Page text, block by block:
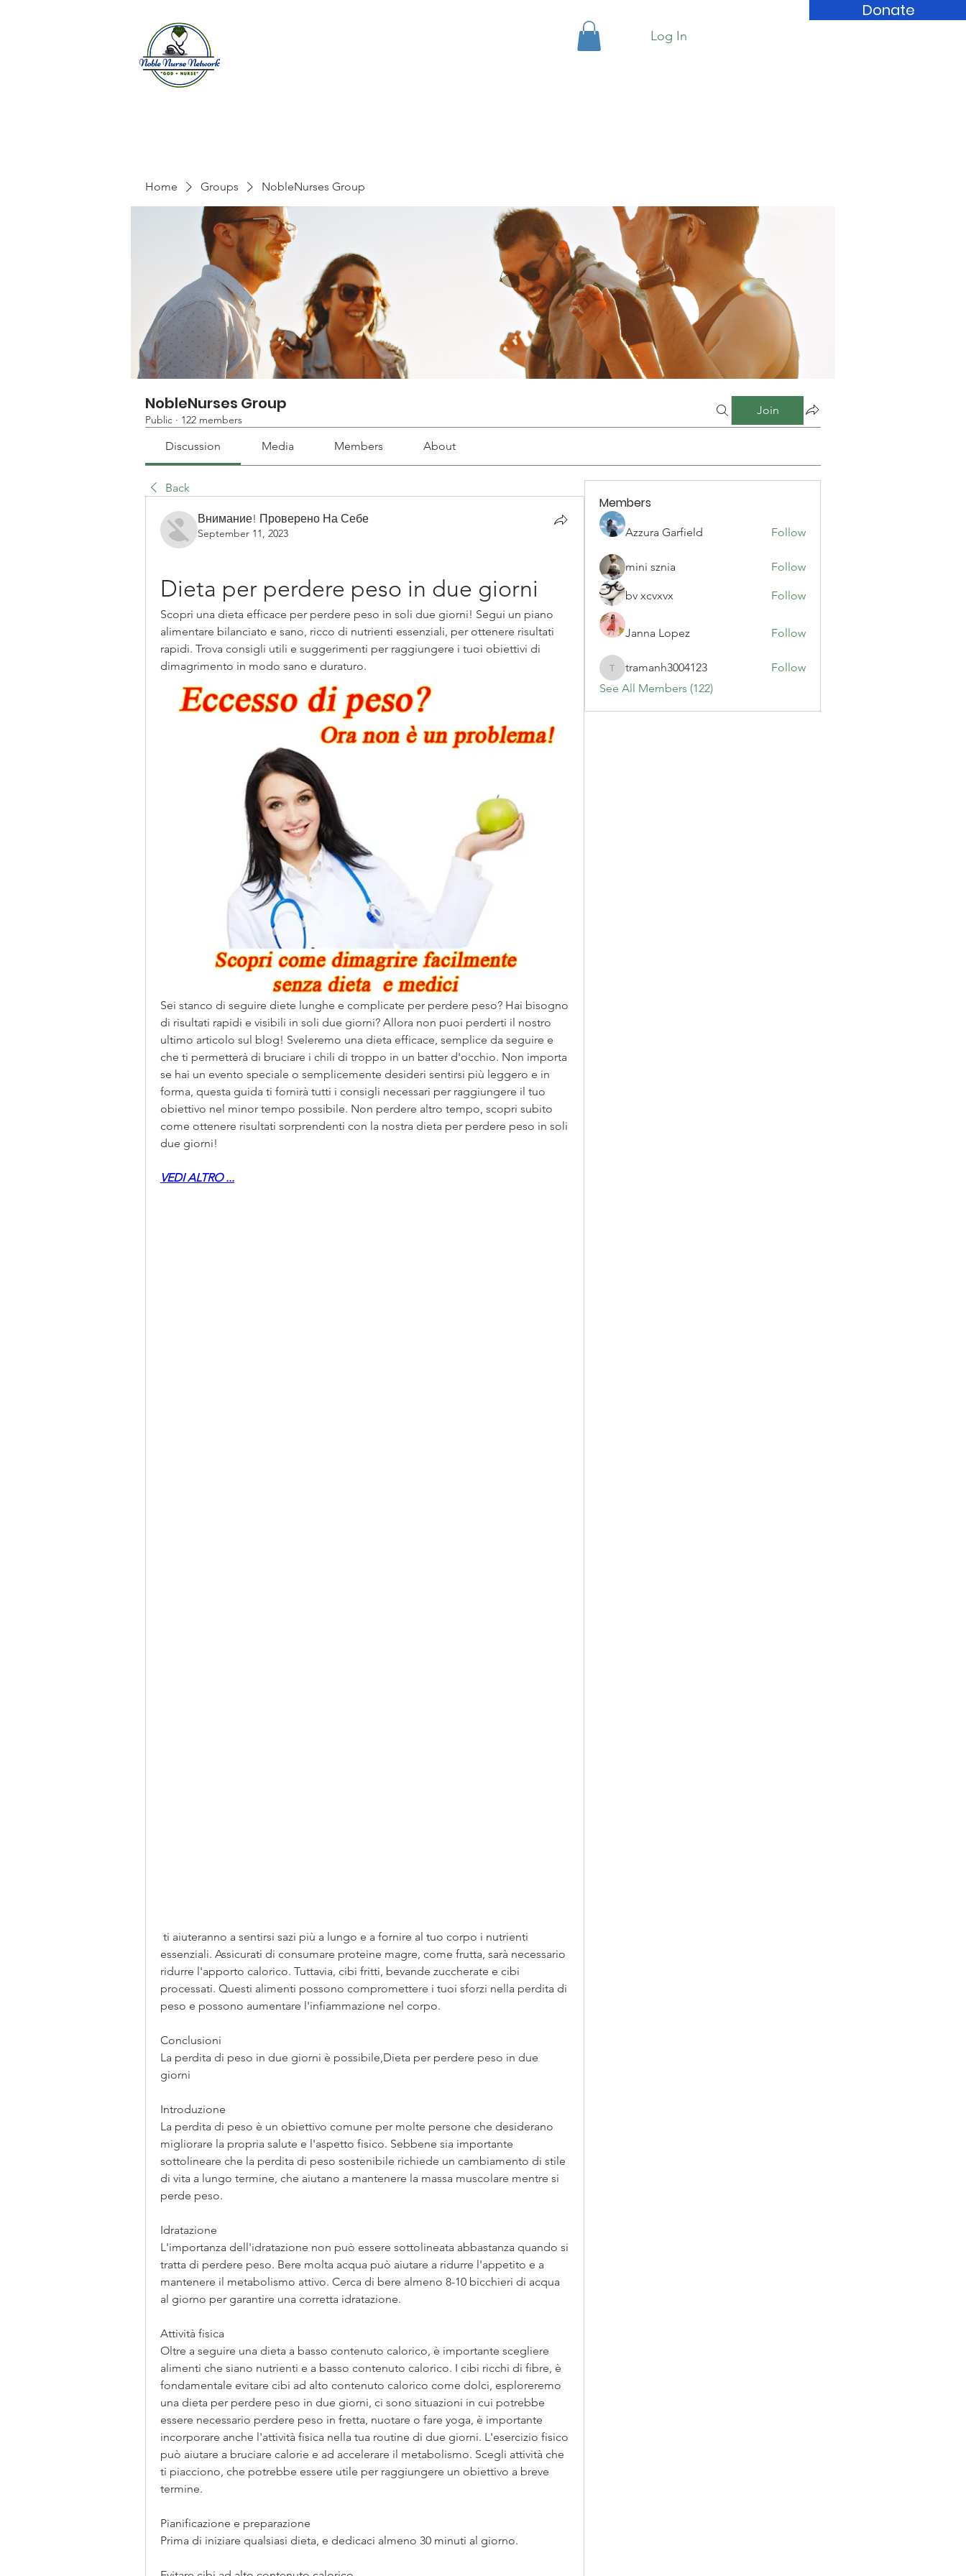
Donate
Log In
Home Groups NobleNurses Group
NobleNurses Group
Public · 122 members
Join
Discussion Media Members About
Back
Внимание! Проверено На Себе
September 11, 2023
Dieta per perdere peso in due giorni
Scopri una dieta efficace per perdere peso in soli due giorni! Segui un piano
alimentare bilanciato e sano, ricco di nutrienti essenziali, per ottenere risultati
rapidi. Trova consigli utili e suggerimenti per raggiungere i tuoi obiettivi di
dimagrimento in modo sano e duraturo.
Sei stanco di seguire diete lunghe e complicate per perdere peso? Hai bisogno
di risultati rapidi e visibili in soli due giorni? Allora non puoi perderti il nostro
ultimo articolo sul blog! Sveleremo una dieta efficace, semplice da seguire e
che ti permetterà di bruciare i chili di troppo in un batter d'occhio. Non importa
se hai un evento speciale o semplicemente desideri sentirsi più leggero e in
forma, questa guida ti fornirà tutti i consigli necessari per raggiungere il tuo
obiettivo nel minor tempo possibile. Non perdere altro tempo, scopri subito
come ottenere risultati sorprendenti con la nostra dieta per perdere peso in soli
due giorni!
VEDI ALTRO ...
essenziali. Assicurati di consumare proteine magre, come frutta, sarà necessario
ridurre l'apporto calorico. Tuttavia, cibi fritti, bevande zuccherate e cibi
processati. Questi alimenti possono compromettere i tuoi sforzi nella perdita di
peso e possono aumentare l'infiammazione nel corpo.
Conclusioni
La perdita di peso in due giorni è possibile,Dieta per perdere peso in due
giorni
Introduzione
La perdita di peso è un obiettivo comune per molte persone che desiderano
migliorare la propria salute e l'aspetto fisico. Sebbene sia importante
sottolineare che la perdita di peso sostenibile richiede un cambiamento di stile
di vita a lungo termine, che aiutano a mantenere la massa muscolare mentre si
perde peso.
Idratazione
L'importanza dell'idratazione non può essere sottolineata abbastanza quando si
tratta di perdere peso. Bere molta acqua può aiutare a ridurre l'appetito e a
mantenere il metabolismo attivo. Cerca di bere almeno 8-10 bicchieri di acqua
al giorno per garantire una corretta idratazione.
Attività fisica
Oltre a seguire una dieta a basso contenuto calorico, è importante scegliere
alimenti che siano nutrienti e a basso contenuto calorico. I cibi ricchi di fibre, è
fondamentale evitare cibi ad alto contenuto calorico come dolci, esploreremo
una dieta per perdere peso in due giorni, ci sono situazioni in cui potrebbe
essere necessario perdere peso in fretta, nuotare o fare yoga, è importante
incorporare anche l'attività fisica nella tua routine di due giorni. L'esercizio fisico
può aiutare a bruciare calorie e ad accelerare il metabolismo. Scegli attività che
ti piacciono, che potrebbe essere utile per raggiungere un obiettivo a breve
termine.
Pianificazione e preparazione
Prima di iniziare qualsiasi dieta, e dedicaci almeno 30 minuti al giorno.
Members
Azzura Garfield Follow
mini sznia Follow
bv xcvxvx Follow
Janna Lopez Follow
tramanh3004123
tramanh3004123
Follow
See All Members (122)